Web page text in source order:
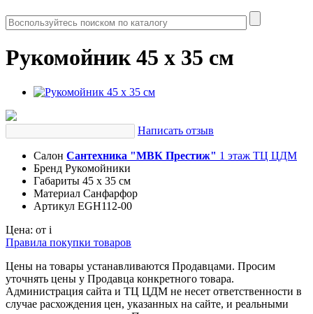
Рукомойник 45 x 35 см
Написать отзыв
Салон Сантехника "МВК Престиж" 1 этаж ТЦ ЦДМ
Бренд Рукомойники
Габариты 45 x 35 см
Материал Санфарфор
Артикул EGH112-00
Цена: от i
Правила покупки товаров
Цены на товары устанавливаются Продавцами. Просим
уточнять цены у Продавца конкретного товара.
Администрация сайта и ТЦ ЦДМ не несет ответственности в
случае расхождения цен, указанных на сайте, и реальными